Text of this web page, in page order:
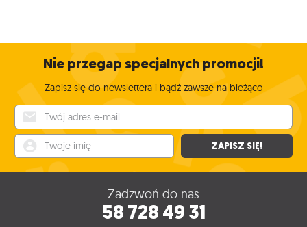
Nie przegap specjalnych promocji!
Zapisz się do newslettera i bądź zawsze na bieżąco
ZAPISZ SIĘ!
Zadzwoń do nas
58 728 49 31